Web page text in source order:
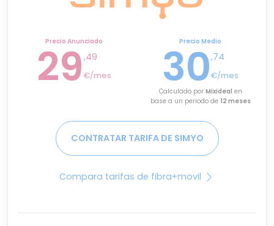
Precio Anunciado
29 ,49
€/mes
Precio Medio
30,74
€/mes
Calculado por Mixideal en
base a un periodo de 12 meses
CONTRATAR TARIFA DE SIMYO
Compara tarifas de fibra+movil